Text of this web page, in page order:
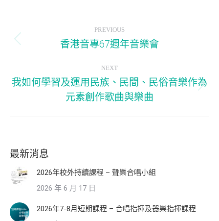
navigation
PREVIOUS
Previous
香港音專67週年音樂會
NEXT
Next
post:
我如何學習及運用民族、民間、民俗音樂作為
元素創作歌曲與樂曲
最新消息
2026年校外持續課程 – 聲樂合唱小組
2026 年 6 月 17 日
2026年7-8月短期課程 – 合唱指揮及器樂指揮課程